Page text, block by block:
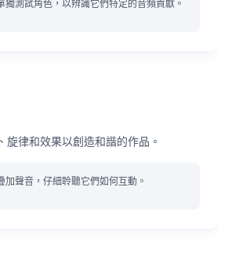
獨測試角色，以辨識它們特定的音頻貢獻。
旋律和效果以創造和諧的作品。
加聲音，仔細聆聽它們如何互動。